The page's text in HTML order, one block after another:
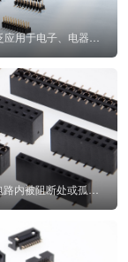
排母连接器Female Header，排母连接器作用是在电路内被阻断处或孤立不通...